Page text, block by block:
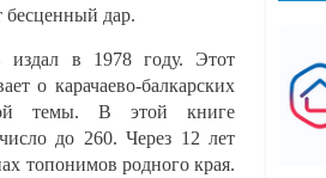
бесценный дар.
в 1978 году. Этот
о карачаево-балкарских
темы. В этой книге
до 260. Через 12 лет
топонимов родного края.